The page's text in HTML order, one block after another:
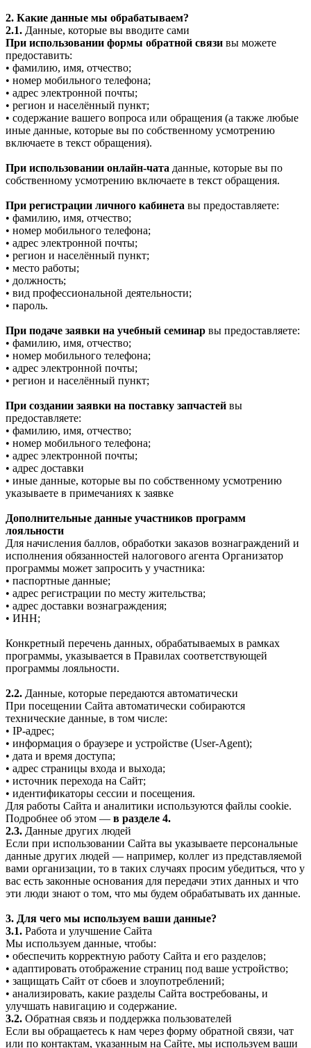
2. Какие данные мы обрабатываем?
2.1. Данные, которые вы вводите сами
При использовании формы обратной связи вы можете
предоставить:
• фамилию, имя, отчество;
• номер мобильного телефона;
• адрес электронной почты;
• регион и населённый пункт;
• содержание вашего вопроса или обращения (а также любые
иные данные, которые вы по собственному усмотрению
включаете в текст обращения).
При использовании онлайн-чата данные, которые вы по
собственному усмотрению включаете в текст обращения.
При регистрации личного кабинета вы предоставляете:
• фамилию, имя, отчество;
• номер мобильного телефона;
• адрес электронной почты;
• регион и населённый пункт;
• место работы;
• должность;
• вид профессиональной деятельности;
• пароль.
При подаче заявки на учебный семинар вы предоставляете:
• фамилию, имя, отчество;
• номер мобильного телефона;
• адрес электронной почты;
• регион и населённый пункт;
При создании заявки на поставку запчастей вы
предоставляете:
• фамилию, имя, отчество;
• номер мобильного телефона;
• адрес электронной почты;
• адрес доставки
• иные данные, которые вы по собственному усмотрению
указываете в примечаниях к заявке
Дополнительные данные участников программ
лояльности
Для начисления баллов, обработки заказов вознаграждений и
исполнения обязанностей налогового агента Организатор
программы может запросить у участника:
• паспортные данные;
• адрес регистрации по месту жительства;
• адрес доставки вознаграждения;
• ИНН;
Конкретный перечень данных, обрабатываемых в рамках
программы, указывается в Правилах соответствующей
программы лояльности.
2.2. Данные, которые передаются автоматически
При посещении Сайта автоматически собираются
технические данные, в том числе:
• IP-адрес;
• информация о браузере и устройстве (User-Agent);
• дата и время доступа;
• адрес страницы входа и выхода;
• источник перехода на Сайт;
• идентификаторы сессии и посещения.
Для работы Сайта и аналитики используются файлы cookie.
Подробнее об этом — в разделе 4.
2.3. Данные других людей
Если при использовании Сайта вы указываете персональные
данные других людей — например, коллег из представляемой
вами организации, то в таких случаях просим убедиться, что у
вас есть законные основания для передачи этих данных и что
эти люди знают о том, что мы будем обрабатывать их данные.
3. Для чего мы используем ваши данные?
3.1. Работа и улучшение Сайта
Мы используем данные, чтобы:
• обеспечить корректную работу Сайта и его разделов;
• адаптировать отображение страниц под ваше устройство;
• защищать Сайт от сбоев и злоупотреблений;
• анализировать, какие разделы Сайта востребованы, и
улучшать навигацию и содержание.
3.2. Обратная связь и поддержка пользователей
Если вы обращаетесь к нам через форму обратной связи, чат
или по контактам, указанным на Сайте, мы используем ваши